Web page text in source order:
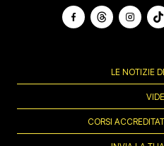
LE NOTIZIE
CORSI